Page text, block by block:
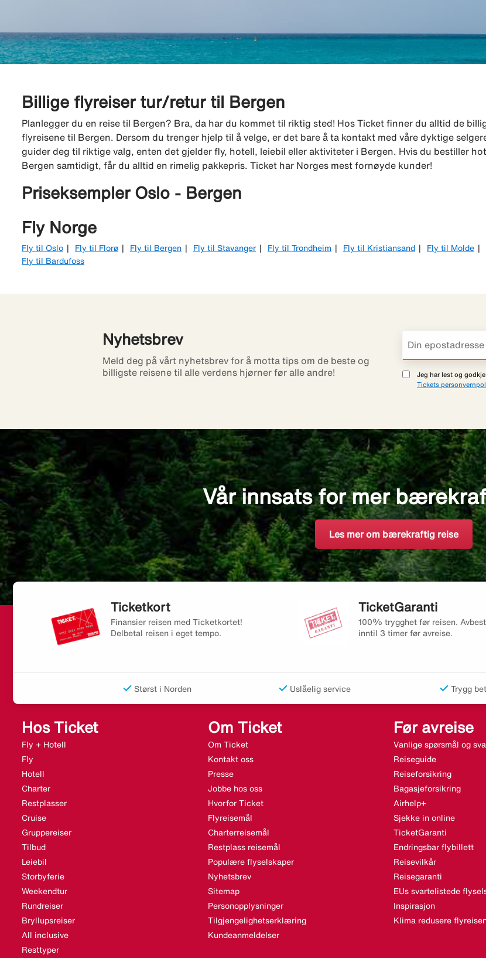
Billige flyreiser tur/retur til Bergen
Planlegger du en reise til Bergen? Bra, da har du kommet til riktig sted! Hos Ticket finner du alltid de
flyreisene til Bergen. Dersom du trenger hjelp til å velge, er det bare å ta kontakt med våre dyktige
guider deg til riktige valg, enten det gjelder fly, hotell, leiebil eller aktiviteter i Bergen. Hvis du bestiller
Bergen samtidigt, får du alltid en rimelig pakkepris. Ticket har Norges mest fornøyde kunder!
Priseksempler Oslo - Bergen
Fly Norge
Fly til Oslo Fly til Florø Fly til Bergen Fly til Stavanger Fly til Trondheim Fly til Kristiansand Fly til Molde
Fly til Bardufoss
Nyhetsbrev
Meld deg på vårt nyhetsbrev for å motta tips om de beste og
billigste reisene til alle verdens hjørner før alle andre!
Jeg har lest og
Tickets
Vår innsats for mer
Les mer om bærekraftig reise
Ticketkort
Finansier reisen med Ticketkortet!
Delbetal reisen i eget tempo.
TicketGaranti
100% trygghet før reisen.
inntil 3 timer før avreise.
Størst i Norden Uslåelig service Trygg
Hos Ticket
Fly + Hotell
Fly
Hotell
Charter
Restplasser
Cruise
Gruppereiser
Tilbud
Leiebil
Storbyferie
Weekendtur
Rundreiser
Bryllupsreiser
All inclusive
Resttyper
Om Ticket
Om Ticket
Kontakt oss
Presse
Jobbe hos oss
Hvorfor Ticket
Flyreisemål
Charterreisemål
Restplass reisemål
Populære flyselskaper
Nyhetsbrev
Sitemap
Personopplysninger
Tilgjengelighetserklæring
Kundeanmeldelser
Før avreise
Vanlige spørsmål og
Reiseguide
Reiseforsikring
Bagasjeforsikring
Airhelp+
Sjekke in online
TicketGaranti
Endringsbar flybillett
Reisevilkår
Reisegaranti
EUs svartelistede
Inspirasjon
Klima redusere